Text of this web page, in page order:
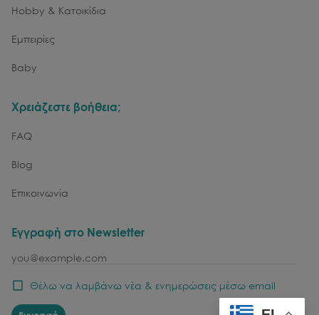
Hobby & Κατοικίδια
Εμπειρίες
Baby
Χρειάζεστε βοήθεια;
FAQ
Blog
Επικοινωνία
Εγγραφή στο Newsletter
email
Θέλω να λαμβάνω νέα & ενημερώσεις μέσω email